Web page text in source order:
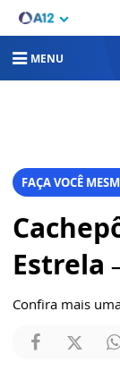
MENU
FAÇA VOCÊ
Estrela
Confira mais